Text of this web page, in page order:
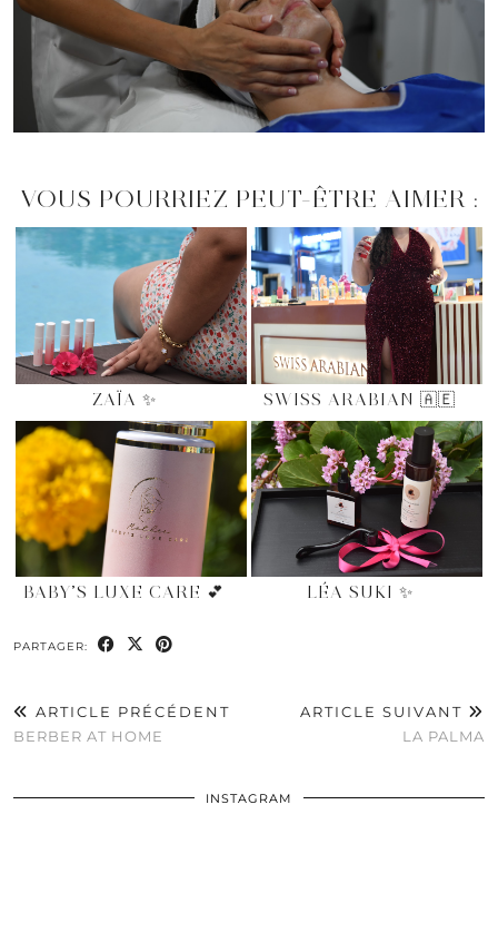
VOUS POURRIEZ PEUT-ÊTRE AIMER :
ZAÏA ✨ SWISS ARABIAN 🇦🇪
BABY’S LUXE CARE 💕 LÉA SUKI ✨
PARTAGER:
ARTICLE PRÉCÉDENT
BERBER AT HOME
ARTICLE SUIVANT
LA PALMA
INSTAGRAM